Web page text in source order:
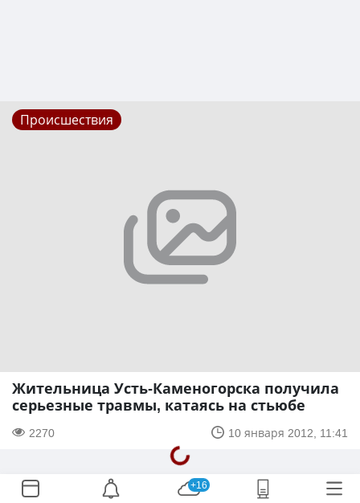
Происшествия
Жительница Усть-Каменогорска получила
серьезные травмы, катаясь на стьюбе
2270 10 января 2012, 11:41
+16